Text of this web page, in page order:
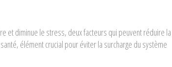
et diminue le stress, deux facteurs qui peuvent réduire la
élément crucial pour éviter la surcharge du système